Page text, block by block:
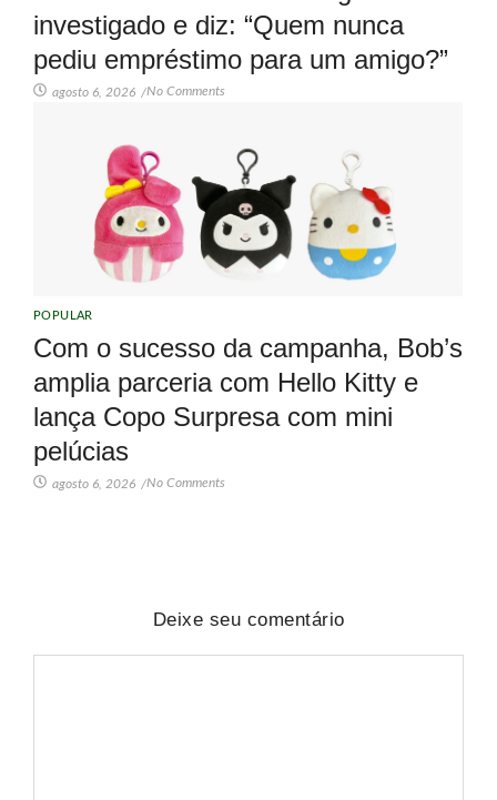
investigado e diz: “Quem nunca
pediu empréstimo para um amigo?”
agosto 6, 2026 /No Comments
POPULAR
Com o sucesso da campanha, Bob’s
amplia parceria com Hello Kitty e
lança Copo Surpresa com mini
pelúcias
agosto 6, 2026 /No Comments
Deixe seu comentário